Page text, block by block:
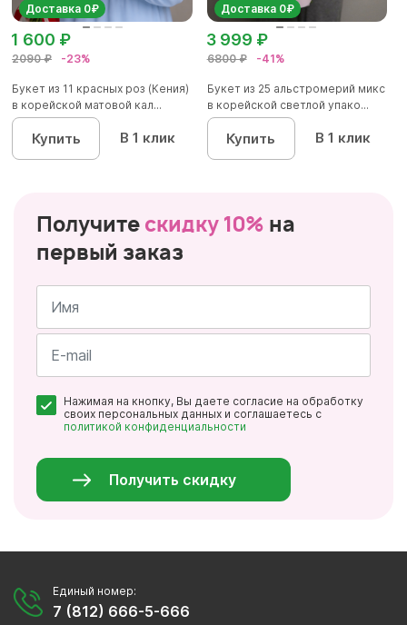
Доставка 0₽
2090 ₽ -23%
1 600 ₽
Букет из 11 красных роз (Кения)
в корейской матовой кал...
Купить В 1 клик
Доставка 0₽
6800 ₽ -41%
3 999 ₽
Букет из 25 альстромерий микс
в корейской светлой упако...
Купить В 1 клик
Получите скидку 10% на
первый заказ
Имя
*
Нажимая на кнопку, Вы даете согласие на обработку
своих персональных данных и соглашаетесь с
политикой конфиденциальности
Получить скидку
Единый номер:
7 (812) 666-5-666